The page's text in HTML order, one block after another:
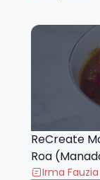
ReCreate
Roa
Irma Fauzia